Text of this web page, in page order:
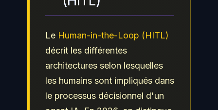
Le Human-in-the-Loop (HITL)
décrit les différentes
architectures selon lesquelles
les humains sont impliqués dans
le processus décisionnel d'un